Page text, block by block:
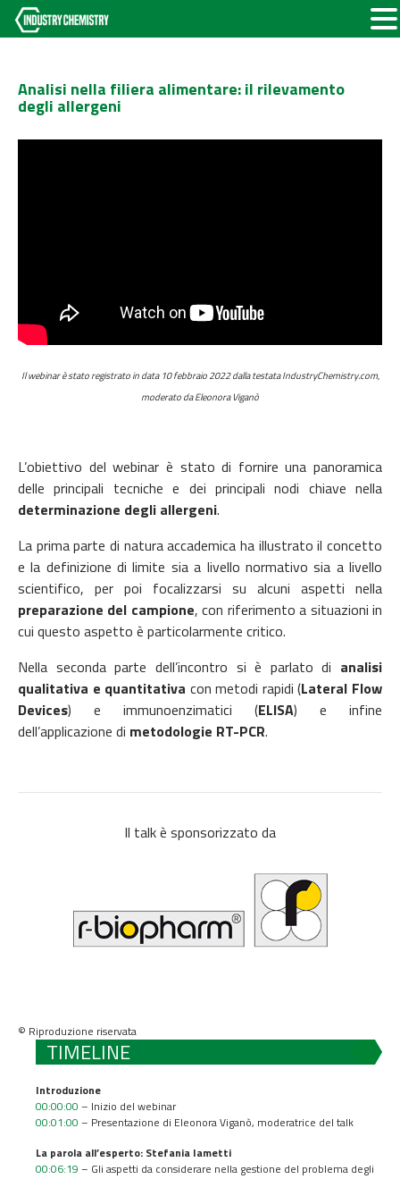
Analisi nella filiera alimentare: il rilevamento
degli allergeni
Il webinar è stato registrato in data 10 febbraio 2022 dalla testata IndustryChemistry.com,
moderato da Eleonora Viganò
L’obiettivo del webinar è stato di fornire una panoramica
delle principali tecniche e dei principali nodi chiave nella
determinazione degli allergeni.
La prima parte di natura accademica ha illustrato il concetto
e la definizione di limite sia a livello normativo sia a livello
scientifico, per poi focalizzarsi su alcuni aspetti nella
preparazione del campione, con riferimento a situazioni in
cui questo aspetto è particolarmente critico.
Nella seconda parte dell’incontro si è parlato di analisi
qualitativa e quantitativa con metodi rapidi (Lateral Flow
Devices) e immunoenzimatici (ELISA) e infine
dell’applicazione di metodologie RT-PCR.
Il talk è sponsorizzato da
© Riproduzione riservata
TIMELINE
Introduzione
00:00:00 – Inizio del webinar
00:01:00 – Presentazione di Eleonora Viganò, moderatrice del talk
La parola all’esperto: Stefania Iametti
00:06:19 – Gli aspetti da considerare nella gestione del problema degli